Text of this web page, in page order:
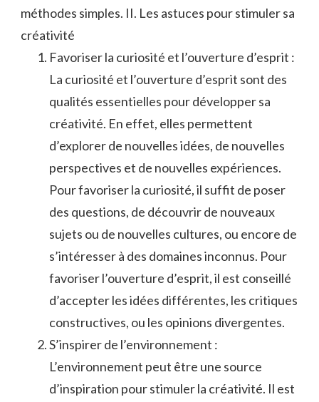
méthodes simples. II. Les astuces pour stimuler sa
créativité
Favoriser la curiosité et l’ouverture d’esprit :
La curiosité et l’ouverture d’esprit sont des
qualités essentielles pour développer sa
créativité. En effet, elles permettent
d’explorer de nouvelles idées, de nouvelles
perspectives et de nouvelles expériences.
Pour favoriser la curiosité, il suffit de poser
des questions, de découvrir de nouveaux
sujets ou de nouvelles cultures, ou encore de
s’intéresser à des domaines inconnus. Pour
favoriser l’ouverture d’esprit, il est conseillé
d’accepter les idées différentes, les critiques
constructives, ou les opinions divergentes.
S’inspirer de l’environnement :
L’environnement peut être une source
d’inspiration pour stimuler la créativité. Il est